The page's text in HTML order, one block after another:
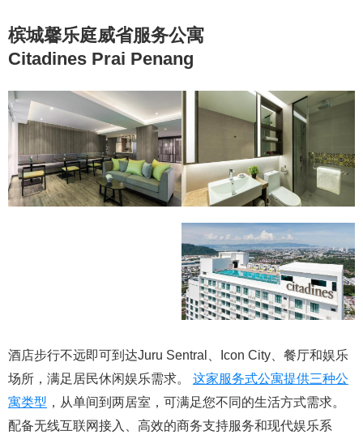
槟城馨乐庭威省服务公寓
Citadines Prai Penang
酒店步行不远即可到达Juru Sentral、Icon City、餐厅和娱乐
场所，满足居民休闲娱乐需求。 这家服务式公寓提供三种公
寓类型 ，从单间到两居室，可满足您不同的生活方式需求。
配备无线互联网接入、高效的商务支持服务和现代娱乐系